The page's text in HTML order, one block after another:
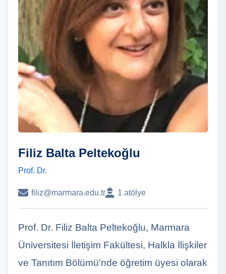
Filiz Balta Peltekoğlu
Prof. Dr.
filiz@marmara.edu.tr 1 atölye
Prof. Dr. Filiz Balta Peltekoğlu, Marmara
Üniversitesi İletişim Fakültesi, Halkla İlişkiler
ve Tanıtım Bölümü'nde öğretim üyesi olarak